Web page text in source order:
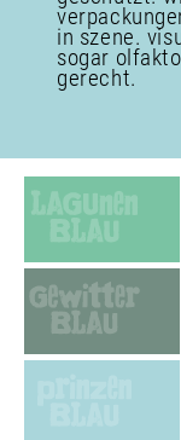
in szene.
sogar
gerecht.